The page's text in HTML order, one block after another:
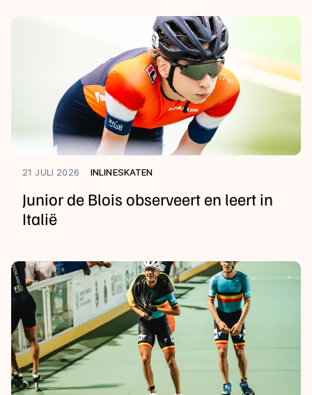
21 JULI 2026 INLINESKATEN
Junior de Blois observeert en leert in
Italië